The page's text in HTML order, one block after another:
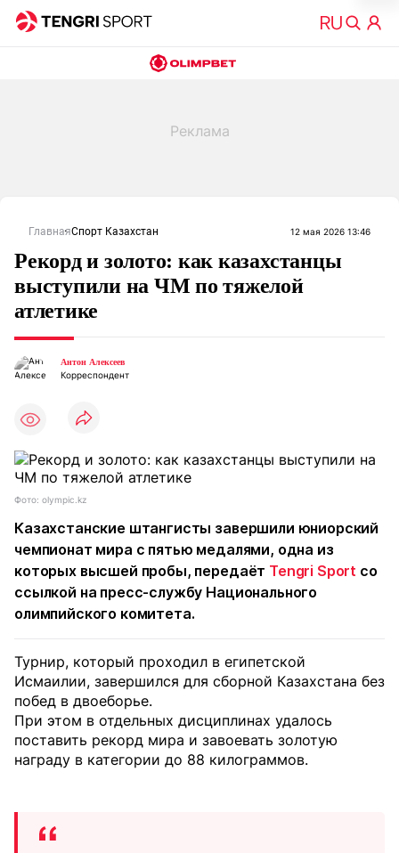
ГлавнаяСпорт Казахстан 12 мая 2026 13:46
Рекорд и золото: как казахстанцы
выступили на ЧМ по тяжелой
атлетике
Антон Алексеев
Корреспондент
Фото: olympic.kz
Казахстанские штангисты завершили юниорский
чемпионат мира с пятью медалями, одна из
которых высшей пробы, передаёт Tengri Sport со
ссылкой на пресс-службу Национального
олимпийского комитета.
Турнир, который проходил в египетской
Исмаилии, завершился для сборной Казахстана без
побед в двоеборье.
При этом в отдельных дисциплинах удалось
поставить рекорд мира и завоевать золотую
награду в категории до 88 килограммов.